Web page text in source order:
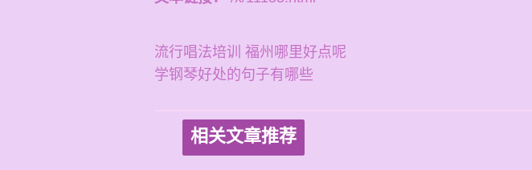
流行唱法培训 福州哪里好点呢
学钢琴好处的句子有哪些
相关文章推荐